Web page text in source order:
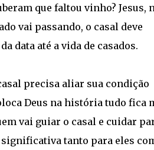
que faltou vinho? Jesus,
vai passando, o casal deve
data até a vida de casados.
precisa aliar sua condição
Deus na história tudo fica
vai guiar o casal e cuidar
tanto para eles